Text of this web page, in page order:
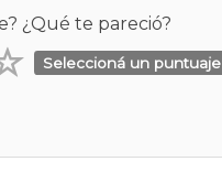
¿Qué te pareció?
Seleccioná un puntuaje